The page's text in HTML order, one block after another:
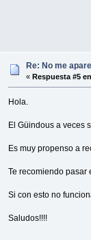
Re: No me
« Respuesta #5
Hola.
El Güindous a veces
Es muy propenso a
Te recomiendo pasar
Si con esto no
Saludos!!!!